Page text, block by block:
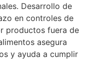
Desarrollo de
en controles de
productos fuera de
asegura
y ayuda a cumplir